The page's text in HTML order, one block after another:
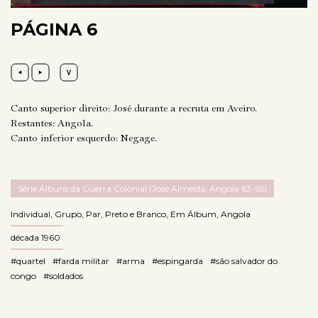
PÁGINA 6
Canto superior direito: José durante a recruta em Aveiro.
Restantes: Angola.
Canto inferior esquerdo: Negage.
Série Álbuns da Guerra Colonial (José Almeida, Angola 63-65)
Individual Grupo Par Preto e Branco Em Álbum Angola
década 1960
#quartel #farda militar #arma #espingarda
#são salvador do
congo
#soldados